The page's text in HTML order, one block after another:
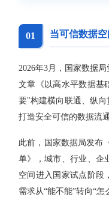
01 当可信数据
2026年3月，国家数据
文章《以高水平数据基
要"构建横向联通、纵向
打造安全可信的数据流
此前，国家数据局发布
单》，城市、行业、企
空间进入国家试点阶段
需求从“能不能”转向“怎